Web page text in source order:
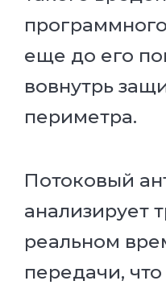
еще до его
вовнутрь
периметра.
Потоковый
анализирует
реальном
передачи,